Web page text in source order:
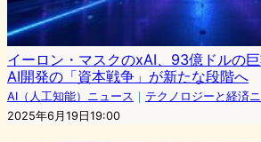
イーロン・マスクのxAI、93億ドルの
AI開発の「資本戦争」が新たな段階へ
AI（人工知能）ニュース ｜ テクノロジーと経済
2025年6月19日19:00